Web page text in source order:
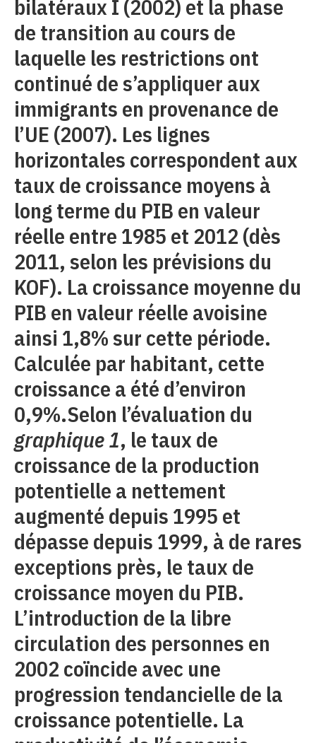
bilatéraux I (2002) et la phase
de transition au cours de
laquelle les restrictions ont
continué de s’appliquer aux
immigrants en provenance de
l’UE (2007). Les lignes
horizontales correspondent aux
taux de croissance moyens à
long terme du PIB en valeur
réelle entre 1985 et 2012 (dès
2011, selon les prévisions du
KOF). La croissance moyenne du
PIB en valeur réelle avoisine
ainsi 1,8% sur cette période.
Calculée par habitant, cette
croissance a été d’environ
0,9%.Selon l’évaluation du
graphique 1, le taux de
croissance de la production
potentielle a nettement
augmenté depuis 1995 et
dépasse depuis 1999, à de rares
exceptions près, le taux de
croissance moyen du PIB.
L’introduction de la libre
circulation des personnes en
2002 coïncide avec une
progression tendancielle de la
croissance potentielle. La